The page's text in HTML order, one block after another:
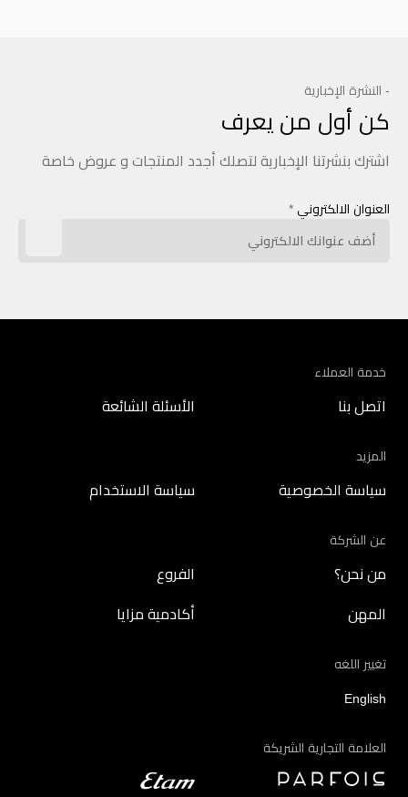
- النشرة الإخبارية
كن أول من يعرف
اشترك بنشرتنا الإخبارية لتصلك أجدد المنتجات و عروض خاصة
العنوان الالكتروني *
خدمة العملاء
اتصل بنا الأسئلة الشائعة
المزيد
سياسة الخصوصية سياسة الاستخدام
عن الشركة
من نحن؟ الفروع
المهن أكادمية مزايا
تغيير اللغه
English
العلامة التجارية الشريكة